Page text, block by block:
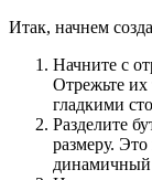
Итак, начнем
Начните с
Отрежьте их
гладкими
Разделите
размеру.
динамичный